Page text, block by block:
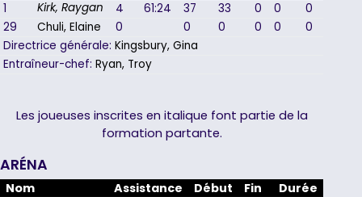
1 Kirk, Raygan 4 61:24 37 33 0 0
0
29
Chuli, Elaine 0 0 0 0 0
0
Directrice générale: Kingsbury, Gina
Entraîneur-chef: Ryan, Troy
Les joueuses inscrites en italique font partie de la
formation partante.
ARÉNA
Nom Assistance Début Fin Durée